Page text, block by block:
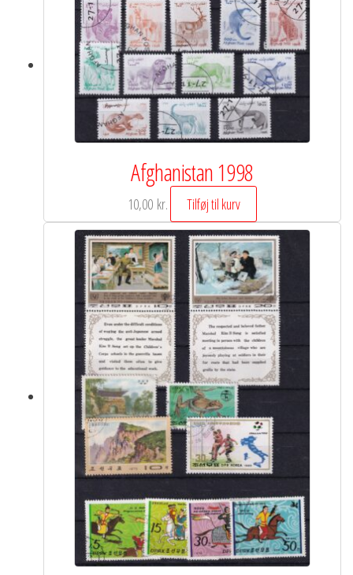
Afghanistan 1998
10,00 kr. Tilføj til kurv